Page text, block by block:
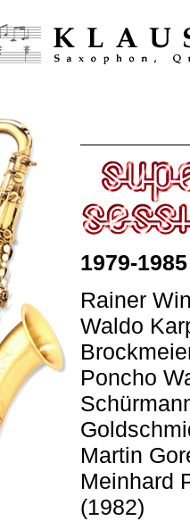
1979-1985
Rainer
Waldo
Poncho
Martin
Meinhard
(1982)